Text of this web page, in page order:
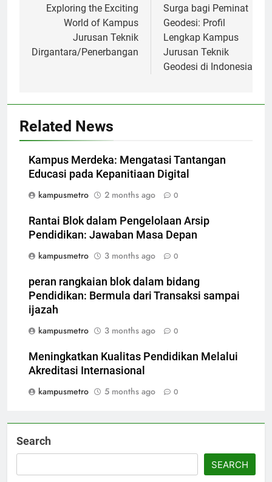
navigation
Exploring the Exciting
World of Kampus
Jurusan Teknik
Dirgantara/Penerbangan
Surga bagi Peminat
Geodesi: Profil
Lengkap Kampus
Jurusan Teknik
Geodesi di Indonesia
Related News
Kampus Merdeka: Mengatasi Tantangan
Educasi pada Kepanitiaan Digital
kampusmetro
2 months ago 0
Rantai Blok dalam Pengelolaan Arsip
Pendidikan: Jawaban Masa Depan
kampusmetro
3 months ago 0
peran rangkaian blok dalam bidang
Pendidikan: Bermula dari Transaksi sampai
ijazah
kampusmetro
3 months ago 0
Meningkatkan Kualitas Pendidikan Melalui
Akreditasi Internasional
kampusmetro
5 months ago 0
Search
SEARCH